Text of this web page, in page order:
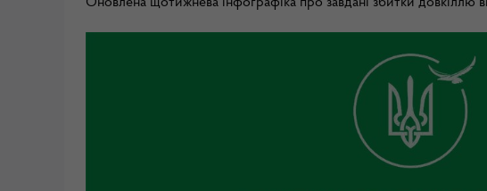
Оновлена щотижнева інфографіка про завдані збитки довкіллю